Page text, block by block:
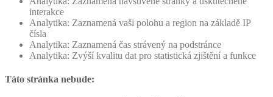
interakce
Analytika: Zaznamená vaši polohu a region na základě IP
čísla
Analytika: Zaznamená čas strávený na podstránce
Analytika: Zvýší kvalitu dat pro statistická zjištění a funkce
Táto stránka nebude: